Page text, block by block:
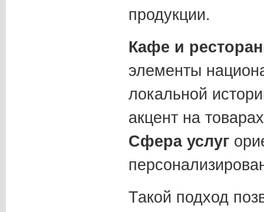
продукции.
Кафе и
элементы
локальной
акцент на
Сфера услуг
Такой подход